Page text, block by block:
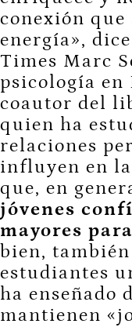
conexión
energía»,
Times Marc
psicología en
coautor del
quien ha
relaciones
influyen en
que, en
jóvenes
mayores
bien,
estudiantes
ha enseñado
mantienen